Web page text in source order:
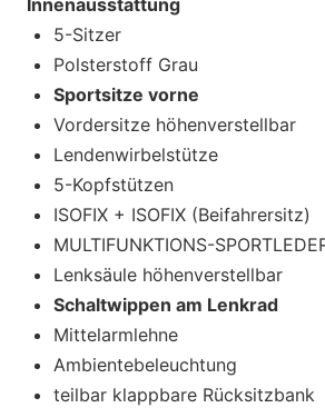
5-Sitzer
Polsterstoff Grau
Sportsitze vorne
Vordersitze höhenverstellbar
Lendenwirbelstütze
5-Kopfstützen
ISOFIX + ISOFIX (Beifahrersitz)
MULTIFUNKTIONS-
Lenksäule höhenverstellbar
Schaltwippen am Lenkrad
Mittelarmlehne
Ambientebeleuchtung
teilbar klappbare Rücksitzbank